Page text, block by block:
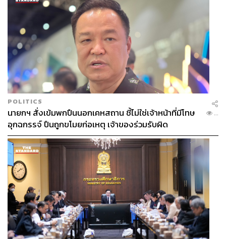
POLITICS
นายกฯ สั่งเข้มพกปืนนอกเคหสถาน ชี้ไม่ใช่เจ้าหน้าที่มีโทษ
อุกฉกรรจ์ ปืนถูกขโมยก่อเหตุ เจ้าของร่วมรับผิด
...